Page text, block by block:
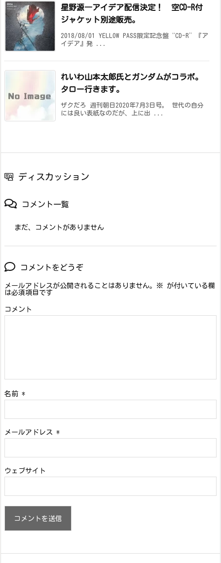
星野源―アイデア配信決定！ 空CD-R付
ジャケット別途販売。
2018/08/01 YELLOW PASS限定記念盤“CD-R”『ア
イデア』発 ...
れいわ山本太郎氏とガンダムがコラボ。
タロー行きます。
ザクだろ 週刊朝日2020年7月3日号。 世代の自分
には良い表紙なのだが、上に出 ...
ディスカッション
コメント一覧
まだ、コメントがありません
コメントをどうぞ
メールアドレスが公開されることはありません。 ※ が付いている欄
は必須項目です
コメント
名前 *
メールアドレス *
ウェブサイト